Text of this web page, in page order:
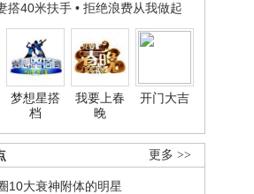
搭40米扶手 • 拒绝浪费从我做起
梦想星搭
档
我要上春
晚
开门大吉
更多 >>
10大衰神附体的明星